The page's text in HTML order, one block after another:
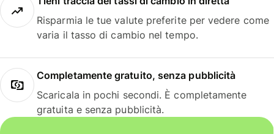
Risparmia le tue valute preferite per vedere come
varia il tasso di cambio nel tempo.
Completamente gratuito, senza pubblicità
Scaricala in pochi secondi. È completamente
gratuita e senza pubblicità.